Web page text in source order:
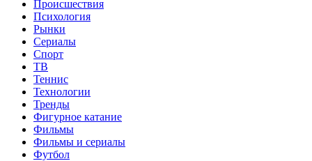
Происшествия
Психология
Рынки
Сериалы
Спорт
ТВ
Теннис
Технологии
Тренды
Фигурное катание
Фильмы
Фильмы и сериалы
Футбол